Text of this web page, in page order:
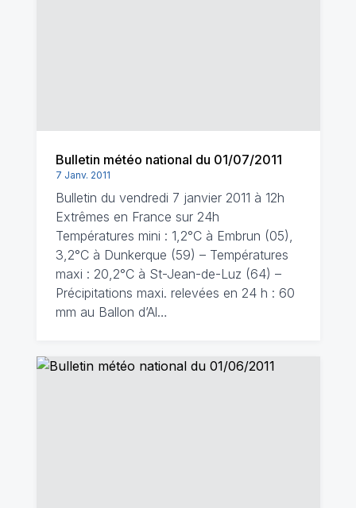
Bulletin météo national du 01/07/2011
7 Janv. 2011
Bulletin du vendredi 7 janvier 2011 à 12h
Extrêmes en France sur 24h
Températures mini : 1,2°C à Embrun (05),
3,2°C à Dunkerque (59) – Températures
maxi : 20,2°C à St-Jean-de-Luz (64) –
Précipitations maxi. relevées en 24 h : 60
mm au Ballon d’Al…